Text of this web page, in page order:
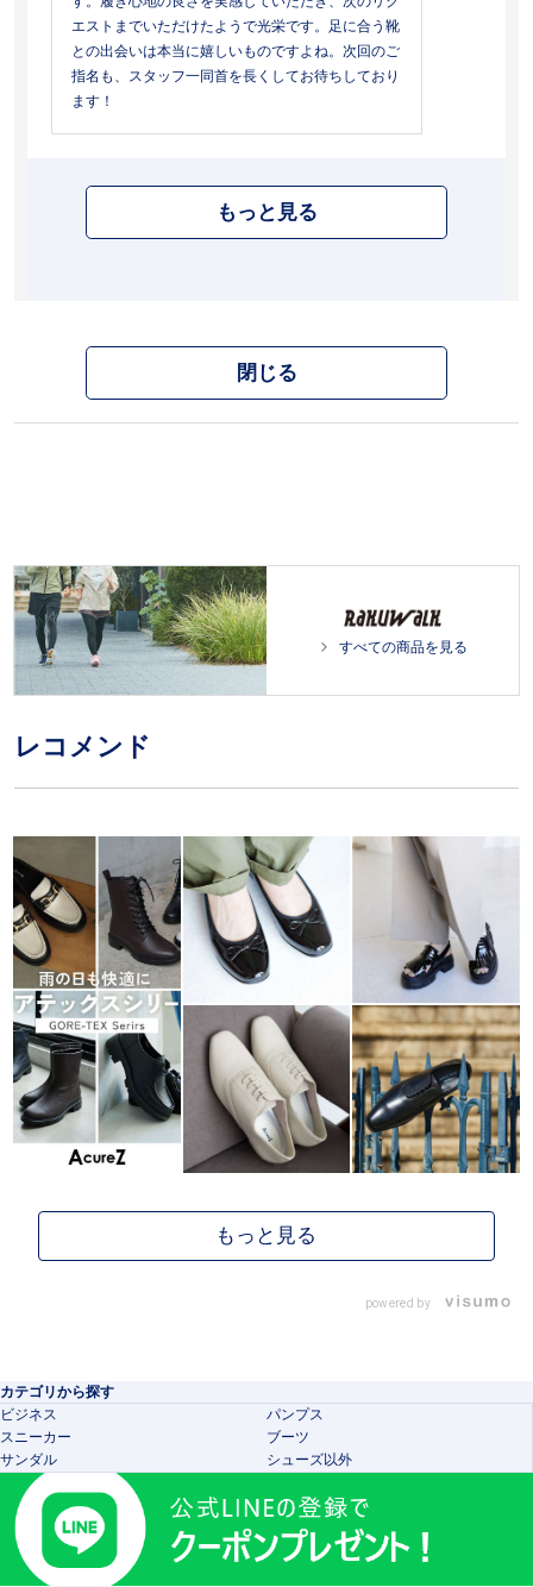
エストまでいただけたようで光栄です。足に合う靴
との出会いは本当に嬉しいものですよね。次回のご
指名も、スタッフ一同首を長くしてお待ちしており
ます！
もっと見る
閉じる
すべての商品を見る
レコメンド
powered by
カテゴリから探す
ビジネス
パンプス
スニーカー
ブーツ
サンダル
シューズ以外